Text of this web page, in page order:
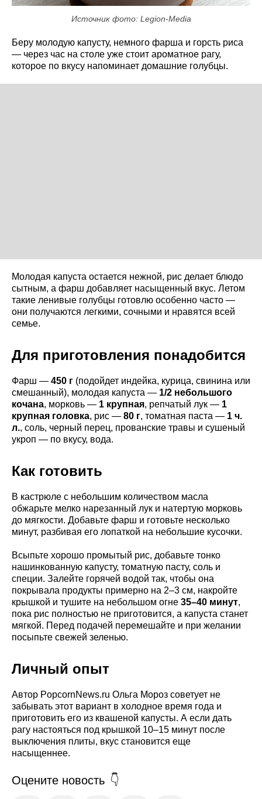
Источник фото: Legion-Media
Беру молодую капусту, немного фарша и горсть риса
— через час на столе уже стоит ароматное рагу,
которое по вкусу напоминает домашние голубцы.
Молодая капуста остается нежной, рис делает блюдо
сытным, а фарш добавляет насыщенный вкус. Летом
такие ленивые голубцы готовлю особенно часто —
они получаются легкими, сочными и нравятся всей
семье.
Для приготовления понадобится
Фарш — 450 г (подойдет индейка, курица, свинина или
смешанный), молодая капуста — 1/2 небольшого
кочана, морковь — 1 крупная, репчатый лук — 1
крупная головка, рис — 80 г, томатная паста — 1 ч.
л., соль, черный перец, прованские травы и сушеный
укроп — по вкусу, вода.
Как готовить
В кастрюле с небольшим количеством масла
обжарьте мелко нарезанный лук и натертую морковь
до мягкости. Добавьте фарш и готовьте несколько
минут, разбивая его лопаткой на небольшие кусочки.
Всыпьте хорошо промытый рис, добавьте тонко
нашинкованную капусту, томатную пасту, соль и
специи. Залейте горячей водой так, чтобы она
покрывала продукты примерно на 2–3 см, накройте
крышкой и тушите на небольшом огне 35–40 минут,
пока рис полностью не приготовится, а капуста станет
мягкой. Перед подачей перемешайте и при желании
посыпьте свежей зеленью.
Личный опыт
Автор PopcornNews.ru Ольга Мороз советует не
забывать этот вариант в холодное время года и
приготовить его из квашеной капусты. А если дать
рагу настояться под крышкой 10–15 минут после
выключения плиты, вкус становится еще
насыщеннее.
Оцените новость